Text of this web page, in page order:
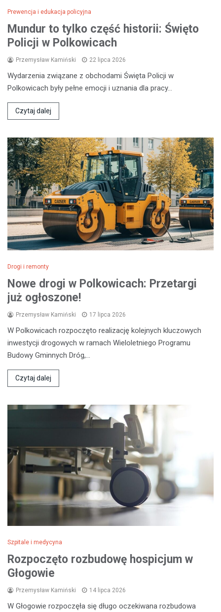
Prewencja i edukacja policyjna
Mundur to tylko część historii: Święto
Policji w Polkowicach
Przemysław Kamiński 22 lipca 2026
Wydarzenia związane z obchodami Święta Policji w
Polkowicach były pełne emocji i uznania dla pracy…
Czytaj dalej
Drogi i remonty
Nowe drogi w Polkowicach: Przetargi
już ogłoszone!
Przemysław Kamiński 17 lipca 2026
W Polkowicach rozpoczęto realizację kolejnych kluczowych
inwestycji drogowych w ramach Wieloletniego Programu
Budowy Gminnych Dróg,…
Czytaj dalej
Szpitale i medycyna
Rozpoczęto rozbudowę hospicjum w
Głogowie
Przemysław Kamiński 14 lipca 2026
W Głogowie rozpoczęła się długo oczekiwana rozbudowa